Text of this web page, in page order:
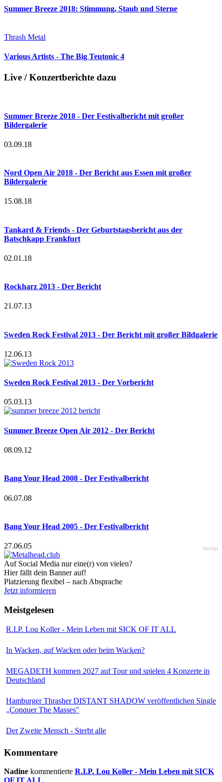
Summer Breeze 2018: Stimmung, Staub und Sterne
Thrash Metal
Various Artists - The Big Teutonic 4
Live / Konzertberichte dazu
Summer Breeze 2018 - Der Festivalbericht mit großer
Bildergalerie
03.09.18
Nord Open Air 2018 - Der Bericht aus Essen mit großer
Bildergalerie
15.08.18
Tankard & Friends - Der Geburtstagsbericht aus der
Batschkapp Frankfurt
02.01.18
Rockharz 2013 - Der Bericht
21.07.13
Sweden Rock Festival 2013 - Der Bericht mit großer Bildgalerie
12.06.13
Sweden Rock Festival 2013 - Der Vorbericht
05.03.13
Summer Breeze Open Air 2012 - Der Bericht
08.09.12
Bang Your Head 2008 - Der Festivalbericht
06.07.08
Bang Your Head 2005 - Der Festivalbericht
27.06.05 Anzeige
Auf Social Media nur eine(r) von vielen?
Hier fällt dein Banner auf!
Platzierung flexibel – nach Absprache
Jetzt informieren
Meistgelesen
R.I.P. Lou Koller - Mein Leben mit SICK OF IT ALL
In Wacken, auf Wacken oder beim Wacken?
MEGADETH kommen 2027 auf Tour und spielen 4 Konzerte in
Deutschland
Hamburger Thrasher DISTANT SHADOW veröffentlichen Single
„Conquer The Masses"
Der Zweite Mensch - Sterbt alle
Kommentare
Nadine kommentierte R.I.P. Lou Koller - Mein Leben mit SICK